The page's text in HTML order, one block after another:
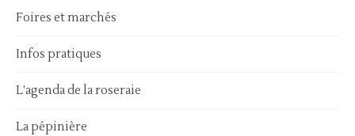
Foires et marchés
Infos pratiques
L’agenda de la roseraie
La pépinière